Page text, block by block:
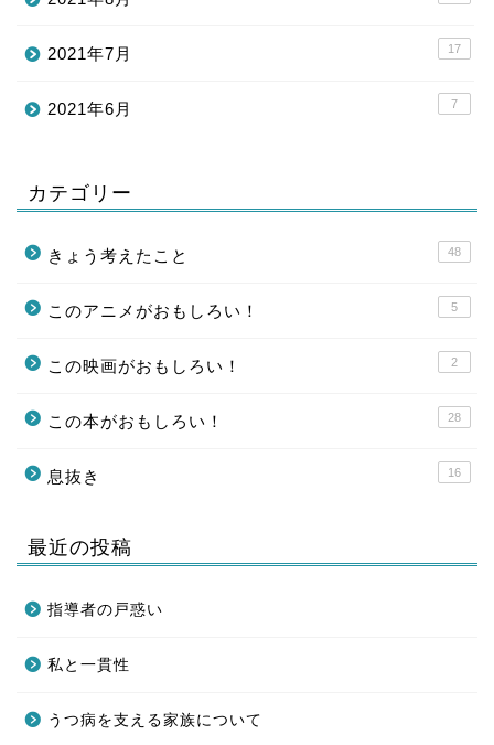
2021年7月 17
2021年6月 7
カテゴリー
きょう考えたこと 48
このアニメがおもしろい！ 5
この映画がおもしろい！ 2
この本がおもしろい！ 28
息抜き 16
最近の投稿
指導者の戸惑い
私と一貫性
うつ病を支える家族について